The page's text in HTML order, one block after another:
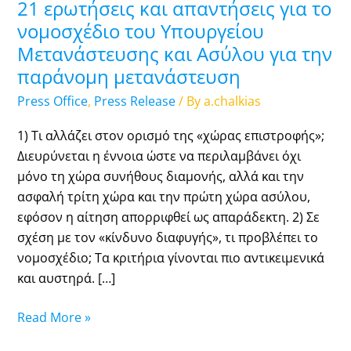
21 ερωτήσεις και απαντήσεις για το
νομοσχέδιο του Υπουργείου
Μετανάστευσης και Ασύλου για την
παράνομη μετανάστευση
Press Office, Press Release/ Bya.chalkias
1) Τι αλλάζει στον ορισμό της «χώρας επιστροφής»;
Διευρύνεται η έννοια ώστε να περιλαμβάνει όχι
μόνο τη χώρα συνήθους διαμονής, αλλά και την
ασφαλή τρίτη χώρα και την πρώτη χώρα ασύλου,
εφόσον η αίτηση απορριφθεί ως απαράδεκτη. 2) Σε
σχέση με τον «κίνδυνο διαφυγής», τι προβλέπει το
νομοσχέδιο; Τα κριτήρια γίνονται πιο αντικειμενικά
και αυστηρά. […]
Read More »